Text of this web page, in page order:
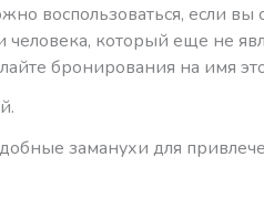
воспользоваться, если вы
который еще не
бронирования на имя
заманухи для